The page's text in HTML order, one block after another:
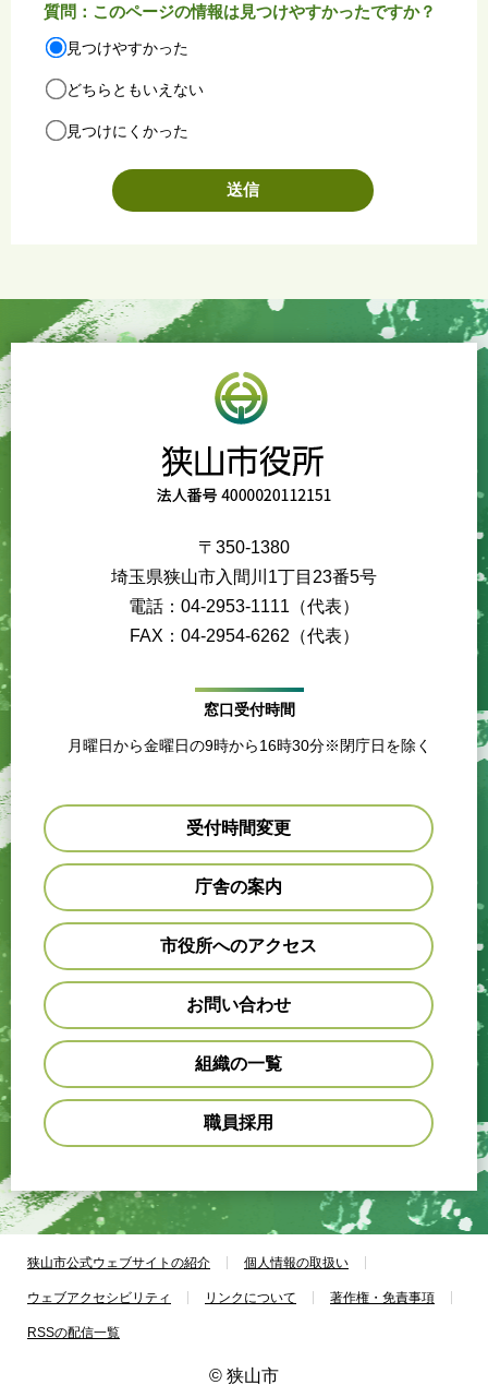
質問：このページの情報は見つけやすかったですか？
見つけやすかった
どちらともいえない
見つけにくかった
〒350-1380
埼玉県狭山市入間川1丁目23番5号
電話：04-2953-1111（代表）
FAX：04-2954-6262（代表）
窓口受付時間
月曜日から金曜日の9時から16時30分※閉庁日を除く
受付時間変更
庁舎の案内
市役所へのアクセス
お問い合わせ
組織の一覧
職員採用
狭山市公式ウェブサイトの紹介 個人情報の取扱い
ウェブアクセシビリティ リンクについて 著作権・免責事項
RSSの配信一覧
© 狭山市